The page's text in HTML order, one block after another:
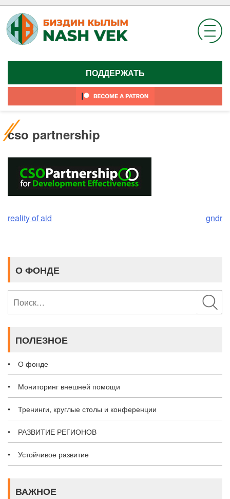
Skip
content
ПОДДЕРЖАТЬ
cso partnership
Навигация
записям
reality of aid gndr
О ФОНДЕ
ПОЛЕЗНОЕ
О фонде
Мониторинг внешней помощи
Тренинги, круглые столы и конференции
РАЗВИТИЕ РЕГИОНОВ
Устойчивое развитие
ВАЖНОЕ